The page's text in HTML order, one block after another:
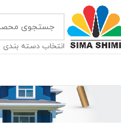
انتخاب دسته بندی